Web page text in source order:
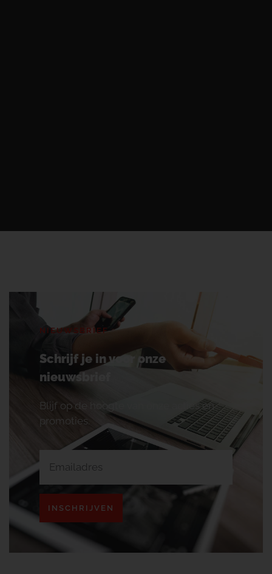
NIEUWSBRIEF
Schrijf je in voor onze
nieuwsbrief
Blijf op de hoogte van onze acties en
promoties.
INSCHRIJVEN